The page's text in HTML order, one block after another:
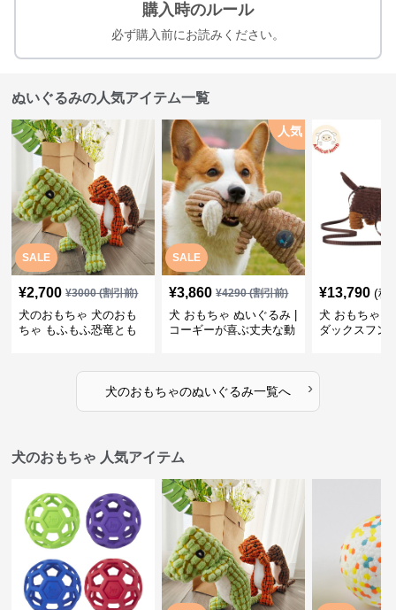
購入時のルール
必ず購入前にお読みください。
ぬいぐるみの人気アイテム一覧
SALE
¥2,700 ¥3000(割引前)
犬のおもちゃ 犬のおも
ちゃ もふもふ恐竜とも
SALE
人気
¥3,860 ¥4290(割引前)
犬 おもちゃ ぬいぐるみ |
コーギーが喜ぶ丈夫な動
¥13,790 (税
犬 おもちゃ
ダックスフン
犬のおもちゃのぬいぐるみ一覧へ ›
犬のおもちゃ 人気アイテム